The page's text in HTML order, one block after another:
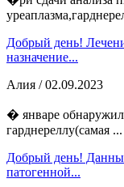
Добрый день!
назначение...
Алия / 02.09.2023
� январе
гарднереллу(самая ...
Добрый день!
патогенной...